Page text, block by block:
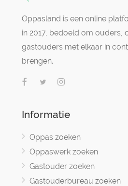
Oppasland is een online
in 2017, bedoeld om ouders,
gastouders met elkaar in
brengen.
Informatie
Oppas zoeken
Oppaswerk zoeken
Gastouder zoeken
Gastouderbureau zoeken